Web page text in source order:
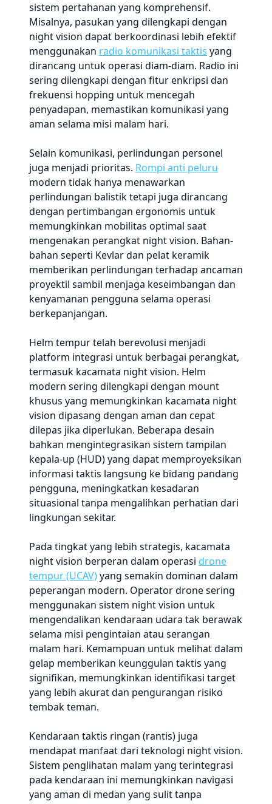
sistem pertahanan yang komprehensif.
Misalnya, pasukan yang dilengkapi dengan
night vision dapat berkoordinasi lebih efektif
menggunakan radio komunikasi taktis yang
dirancang untuk operasi diam-diam. Radio ini
sering dilengkapi dengan fitur enkripsi dan
frekuensi hopping untuk mencegah
penyadapan, memastikan komunikasi yang
aman selama misi malam hari.
Selain komunikasi, perlindungan personel
juga menjadi prioritas. Rompi anti peluru
modern tidak hanya menawarkan
perlindungan balistik tetapi juga dirancang
dengan pertimbangan ergonomis untuk
memungkinkan mobilitas optimal saat
mengenakan perangkat night vision. Bahan-
bahan seperti Kevlar dan pelat keramik
memberikan perlindungan terhadap ancaman
proyektil sambil menjaga keseimbangan dan
kenyamanan pengguna selama operasi
berkepanjangan.
Helm tempur telah berevolusi menjadi
platform integrasi untuk berbagai perangkat,
termasuk kacamata night vision. Helm
modern sering dilengkapi dengan mount
khusus yang memungkinkan kacamata night
vision dipasang dengan aman dan cepat
dilepas jika diperlukan. Beberapa desain
bahkan mengintegrasikan sistem tampilan
kepala-up (HUD) yang dapat memproyeksikan
informasi taktis langsung ke bidang pandang
pengguna, meningkatkan kesadaran
situasional tanpa mengalihkan perhatian dari
lingkungan sekitar.
Pada tingkat yang lebih strategis, kacamata
night vision berperan dalam operasi drone
tempur (UCAV)yang semakin dominan dalam
peperangan modern. Operator drone sering
menggunakan sistem night vision untuk
mengendalikan kendaraan udara tak berawak
selama misi pengintaian atau serangan
malam hari. Kemampuan untuk melihat dalam
gelap memberikan keunggulan taktis yang
signifikan, memungkinkan identifikasi target
yang lebih akurat dan pengurangan risiko
tembak teman.
Kendaraan taktis ringan (rantis) juga
mendapat manfaat dari teknologi night vision.
Sistem penglihatan malam yang terintegrasi
pada kendaraan ini memungkinkan navigasi
yang aman di medan yang sulit tanpa